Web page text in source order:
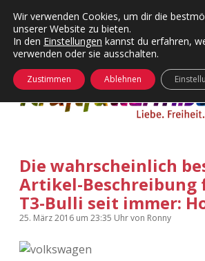
Kategorien
24 Hours Chilling
Die Wende
KFMW-Disco
kfmw.stuff
KFMW-Disco
Dates
Contact
Adventskalender
öffnen
Die wahrscheinlich
Artikel-Beschreibung
T3-Bulli seit immer:
25. März 2016 um 23:35 Uhrvon Ronny
Wir verwenden Cookies, um dir die
unserer Website zu bieten.
In den Einstellungen kannst du erfahren,
verwenden oder sie ausschalten.
Zustimmen Ablehnen